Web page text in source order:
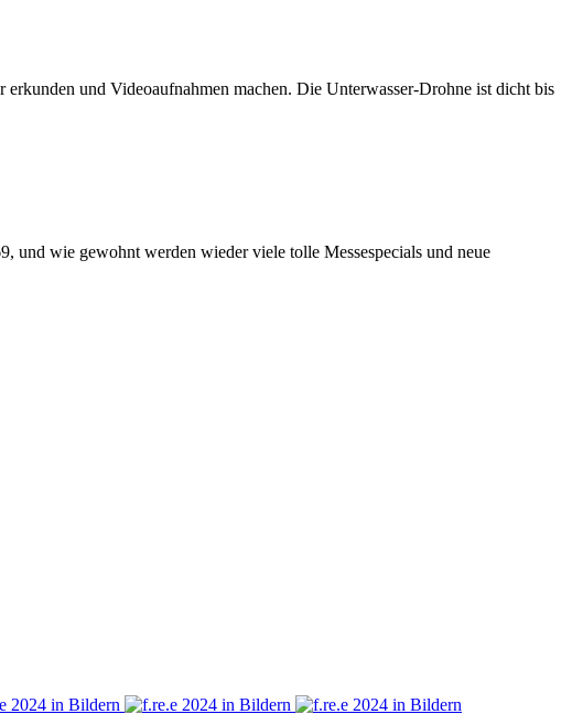
und Videoaufnahmen machen. Die Unterwasser-Drohne ist dicht bis
und wie gewohnt werden wieder viele tolle Messespecials und neue